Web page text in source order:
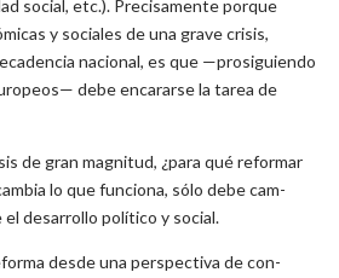
social, etc.). Precisamente porque
y sociales de una grave crisis,
nacional, es que —prosiguiendo
debe encararse la tarea de
de gran magnitud, ¿para qué refor­mar
lo que funciona, sólo debe cam­
desarrollo político y social.
desde una perspectiva de con­